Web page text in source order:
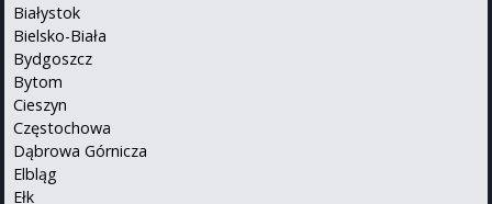
Białystok
Bielsko-Biała
Bydgoszcz
Bytom
Cieszyn
Częstochowa
Dąbrowa Górnicza
Elbląg
Ełk